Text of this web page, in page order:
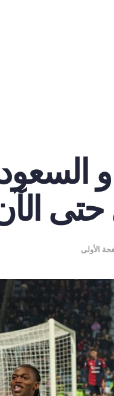
و
حتى
الأولى